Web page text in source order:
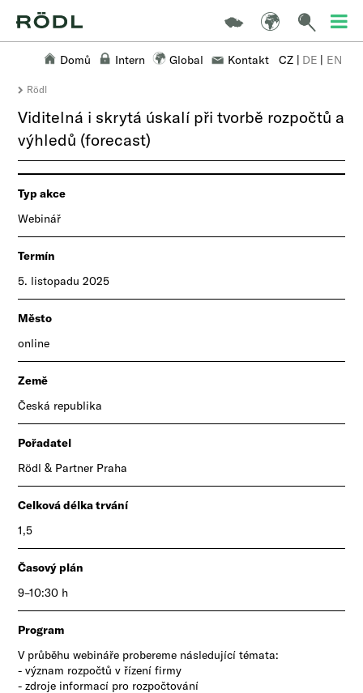
Domů Intern Global Kontakt CZ | DE | EN
Rödl
Viditelná i skrytá úskalí při tvorbě rozpočtů a
výhledů (forecast)
Typ akce
Webinář
Termín
5. listopadu 2025
Město
online
Země
Česká republika
Pořadatel
​Rödl & Partner Praha
Celková délka trvání
1,5
Časový plán
9–10:30 h
Program
V průběhu webináře probereme následující témata:
- význam rozpočtů v řízení firmy
- zdroje informací pro rozpočtování